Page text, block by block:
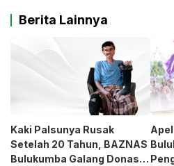
Berita Lainnya
Kaki Palsunya Rusak
Setelah 20 Tahun, BAZNAS
Bulukumba Galang Donasi